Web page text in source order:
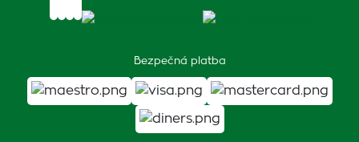
Bezpečná platba